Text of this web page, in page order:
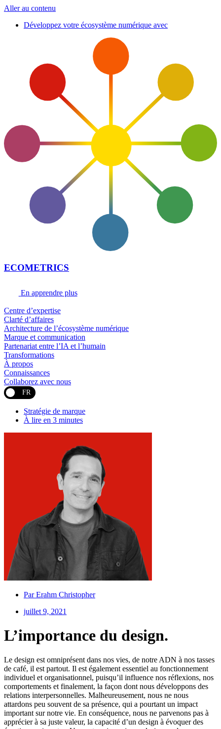
Aller au contenu
Développez votre écosystème numérique avec
ECOMETRICS
En apprendre plus
Centre d’expertise
Clarté d’affaires
Architecture de l’écosystème numérique
Marque et communication
Partenariat entre l’IA et l’humain
Transformations
À propos
Connaissances
Collaborez avec nous
FR
Stratégie de marque
À lire en 3 minutes
ParErahm Christopher
juillet 9, 2021
L’importance du design.
Le design est omniprésent dans nos vies, de notre ADN à nos tasses
de café, il est partout. Il est également essentiel au fonctionnement
individuel et organisationnel, puisqu’il influence nos réflexions, nos
comportements et finalement, la façon dont nous développons des
relations interpersonnelles. Malheureusement, nous ne nous
attardons peu souvent de sa présence, qui a pourtant un impact
important sur notre vie. En conséquence, nous ne parvenons pas à
apprécier à sa juste valeur, la capacité d’un design à évoquer des